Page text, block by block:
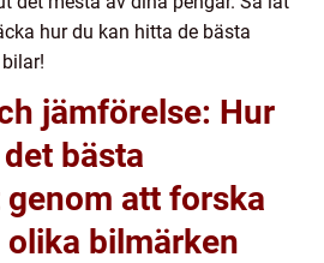
hur du kan hitta de bästa
jämförelse: Hur
bästa
att forska
bilmärken